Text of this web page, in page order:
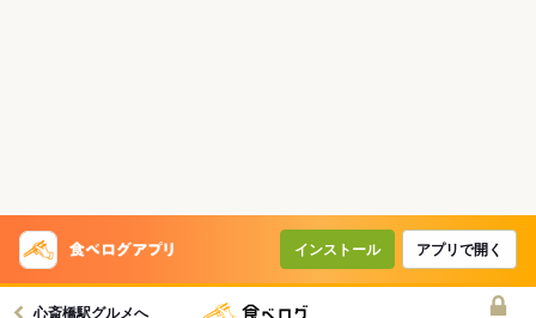
インストール アプリで開く
心斎橋駅グルメへ